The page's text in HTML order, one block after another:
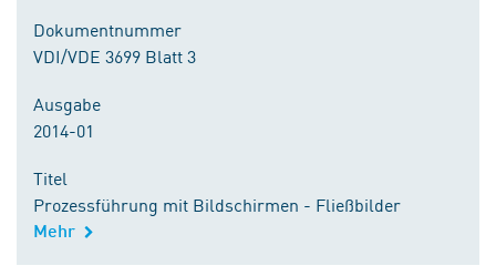
Dokumentnummer
VDI/VDE 3699 Blatt 3
Ausgabe
2014-01
Titel
Prozessführung mit Bildschirmen - Fließbilder
Mehr